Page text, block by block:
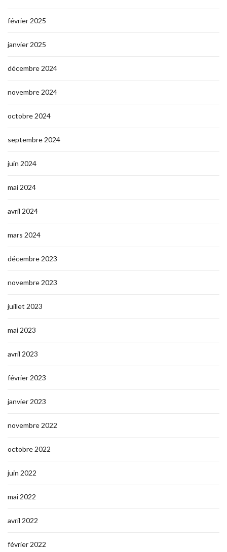
février 2025
janvier 2025
décembre 2024
novembre 2024
octobre 2024
septembre 2024
juin 2024
mai 2024
avril 2024
mars 2024
décembre 2023
novembre 2023
juillet 2023
mai 2023
avril 2023
février 2023
janvier 2023
novembre 2022
octobre 2022
juin 2022
mai 2022
avril 2022
février 2022